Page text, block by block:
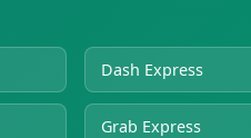
Dash Express
Grab Express